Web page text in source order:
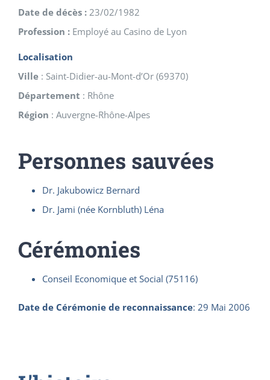
Date de décès : 23/02/1982
Profession : Employé au Casino de Lyon
Localisation
Ville : Saint-Didier-au-Mont-d’Or (69370)
Département : Rhône
Région : Auvergne-Rhône-Alpes
Personnes sauvées
Dr. Jakubowicz Bernard
Dr. Jami (née Kornbluth) Léna
Cérémonies
Conseil Economique et Social (75116)
Date de Cérémonie de reconnaissance: 29 Mai 2006